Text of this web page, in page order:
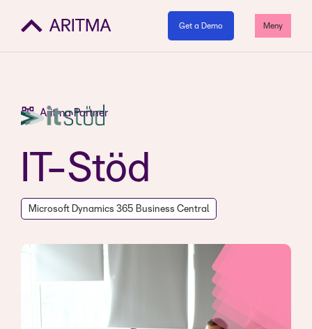
Get a Demo Meny
Aritma Partner
IT-Stöd
Microsoft Dynamics 365 Business Central